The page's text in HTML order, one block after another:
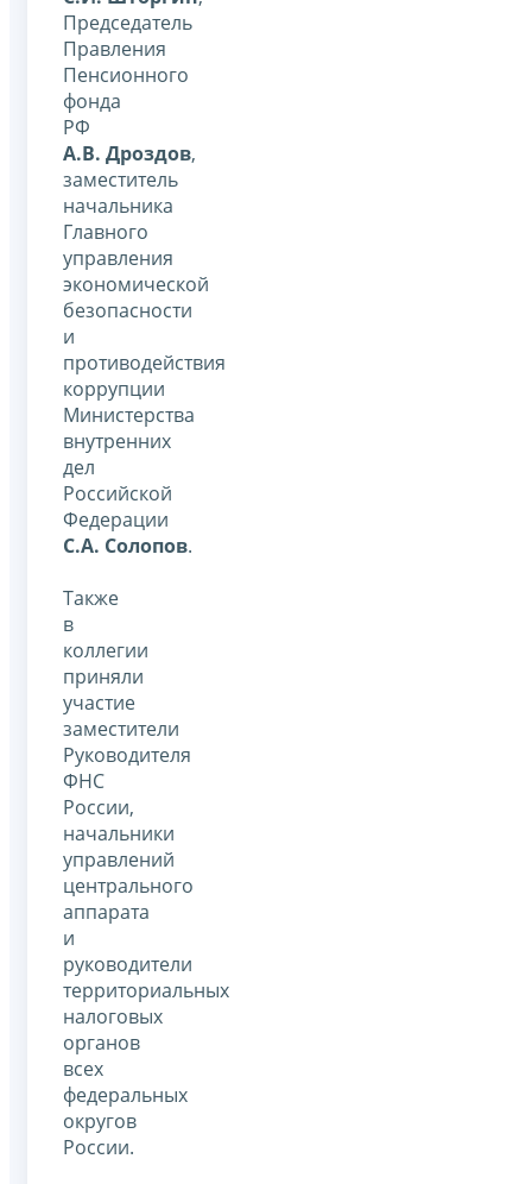
Председатель
Правления
Пенсионного
фонда
РФ
А.В. Дроздов,
заместитель
начальника
Главного
управления
экономической
безопасности
и
противодействия
коррупции
Министерства
внутренних
дел
Российской
Федерации
С.А. Солопов.
Также
в
коллегии
приняли
участие
заместители
Руководителя
ФНС
России,
начальники
управлений
центрального
аппарата
и
руководители
территориальных
налоговых
органов
всех
федеральных
округов
России.